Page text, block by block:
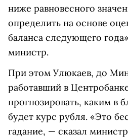
ниже равновесного
определить на основе
баланса следующего
министр.
При этом Улюкаев, до
работавший в
прогнозировать, каким в
будет курс рубля. «Это
гадание, — сказал